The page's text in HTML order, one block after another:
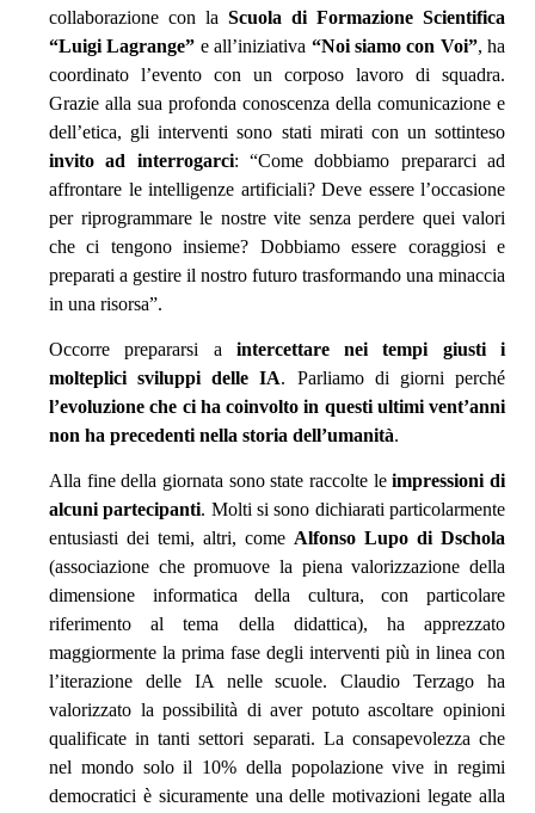
collaborazione con la Scuola di Formazione Scientifica
“Luigi Lagrange” e all’iniziativa “Noi siamo con Voi”, ha
coordinato l’evento con un corposo lavoro di squadra.
Grazie alla sua profonda conoscenza della comunicazione e
dell’etica, gli interventi sono stati mirati con un sottinteso
invito ad interrogarci: “Come dobbiamo prepararci ad
affrontare le intelligenze artificiali? Deve essere l’occasione
per riprogrammare le nostre vite senza perdere quei valori
che ci tengono insieme? Dobbiamo essere coraggiosi e
preparati a gestire il nostro futuro trasformando una minaccia
in una risorsa”.
Occorre prepararsi a intercettare nei tempi giusti i
molteplici sviluppi delle IA. Parliamo di giorni perché
l’evoluzione che ci ha coinvolto in questi ultimi vent’anni
non ha precedenti nella storia dell’umanità.
Alla fine della giornata sono state raccolte leimpressioni di
alcuni partecipanti. Molti si sono dichiarati particolarmente
entusiasti dei temi, altri, come Alfonso Lupo di Dschola
(associazione che promuove la piena valorizzazione della
dimensione informatica della cultura, con particolare
riferimento al tema della didattica), ha apprezzato
maggiormente la prima fase degli interventi più in linea con
l’iterazione delle IA nelle scuole. Claudio Terzago ha
valorizzato la possibilità di aver potuto ascoltare opinioni
qualificate in tanti settori separati. La consapevolezza che
nel mondo solo il 10% della popolazione vive in regimi
democratici è sicuramente una delle motivazioni legate alla